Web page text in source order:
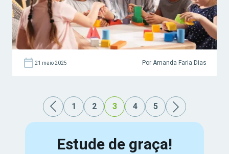
21 maio 2025 Por Amanda Faria Dias
1 2 3 4 5
Estude de graça!